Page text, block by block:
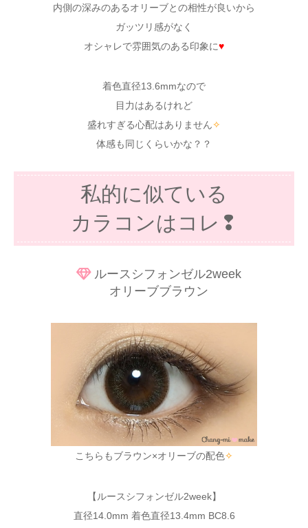
内側の深みのあるオリーブとの相性が良いから
ガッツリ感がなく
オシャレで雰囲気のある印象に♥
着色直径13.6mmなので
目力はあるけれど
盛れすぎる心配はありません✧
体感も同じくらいかな？？
私的に似ている
カラコンはコレ❢
ルースシフォンゼル2week
オリーブブラウン
こちらもブラウン×オリーブの配色✧
【ルースシフォンゼル2week】
直径14.0mm 着色直径13.4mm BC8.6